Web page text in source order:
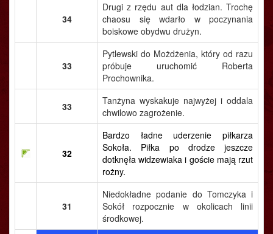
34
Drugi z rzędu aut dla łodzian. Trochę
chaosu się wdarło w poczynania
boiskowe obydwu drużyn.
33
Pytlewski do Możdżenia, który od razu
próbuje uruchomić Roberta
Prochownika.
33
Tanżyna wyskakuje najwyżej i oddala
chwilowo zagrożenie.
32
Bardzo ładne uderzenie piłkarza
Sokoła. Piłka po drodze jeszcze
dotknęła widzewiaka i goście mają rzut
rożny.
31
Niedokładne podanie do Tomczyka i
Sokół rozpocznie w okolicach linii
środkowej.